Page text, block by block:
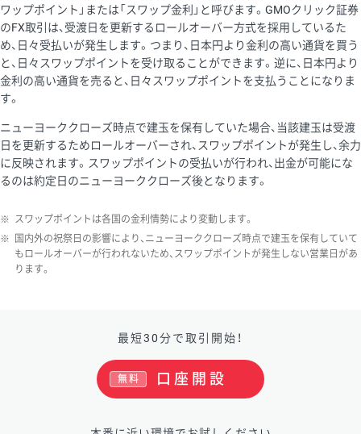
ワップポイント」または「スワップ金利」と呼びます。GMOクリック証券
のFX取引は、受渡日を更新するロールオーバー方式を採用しているた
め、日々受払いが発生します。つまり、日本円より金利の高い通貨を買う
と、日々スワップポイントを受け取ることができます。逆に、日本円より
金利の高い通貨を売ると、日々スワップポイントを支払うことになりま
す。
ニューヨーククローズ時点で建玉を保有していた場合、当該建玉は受渡
日を更新するためロールオーバーされ、スワップポイントが発生し、余力
に反映されます。スワップポイントの受払いが行われ、出金が可能にな
るのは約定日のニューヨーククローズ後となります。
※ スワップポイントは各国の金利情勢により変動します。
※
国内外の祝祭日の影響により、ニューヨーククローズ時点で建玉を保有していて
もロールオーバーが行われないため、スワップポイントが発生しない営業日があ
ります。
最短30分で取引開始！
口座開設
無料